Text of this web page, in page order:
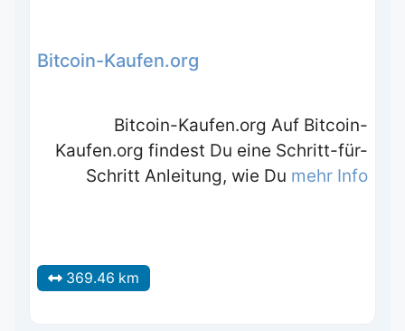
Bitcoin-Kaufen.org
Bitcoin-Kaufen.org Auf Bitcoin-
Kaufen.org findest Du eine Schritt-für-
Schritt Anleitung, wie Du mehr Info
369.46 km